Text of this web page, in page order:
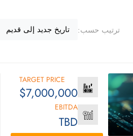
ترتيب حسب: تاريخ جديد إلى قديم
TARGET PRICE
$7,000,000
EBITDA
TBD